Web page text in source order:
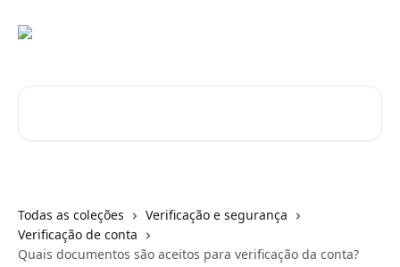
Todas as coleções
Verificação e segurança
Verificação de conta
Quais documentos são aceitos para verificação da conta?